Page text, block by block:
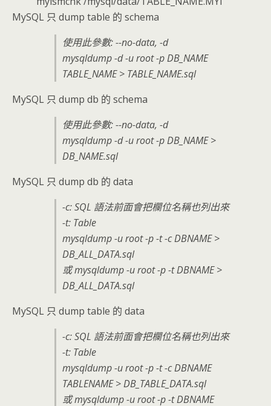
MySQL 只 dump table 的 schema
使用此參數: --no-data, -d
mysqldump -d -u root -p DB_NAME
TABLE_NAME > TABLE_NAME.sql
MySQL 只 dump db 的 schema
使用此參數: --no-data, -d
mysqldump -d -u root -p DB_NAME >
DB_NAME.sql
MySQL 只 dump db 的 data
-c: SQL 語法前面會把欄位名稱也列出來
-t: Table
mysqldump -u root -p -t -c DBNAME >
DB_ALL_DATA.sql
或 mysqldump -u root -p -t DBNAME >
DB_ALL_DATA.sql
MySQL 只 dump table 的 data
-c: SQL 語法前面會把欄位名稱也列出來
-t: Table
mysqldump -u root -p -t -c DBNAME
TABLENAME > DB_TABLE_DATA.sql
或 mysqldump -u root -p -t DBNAME